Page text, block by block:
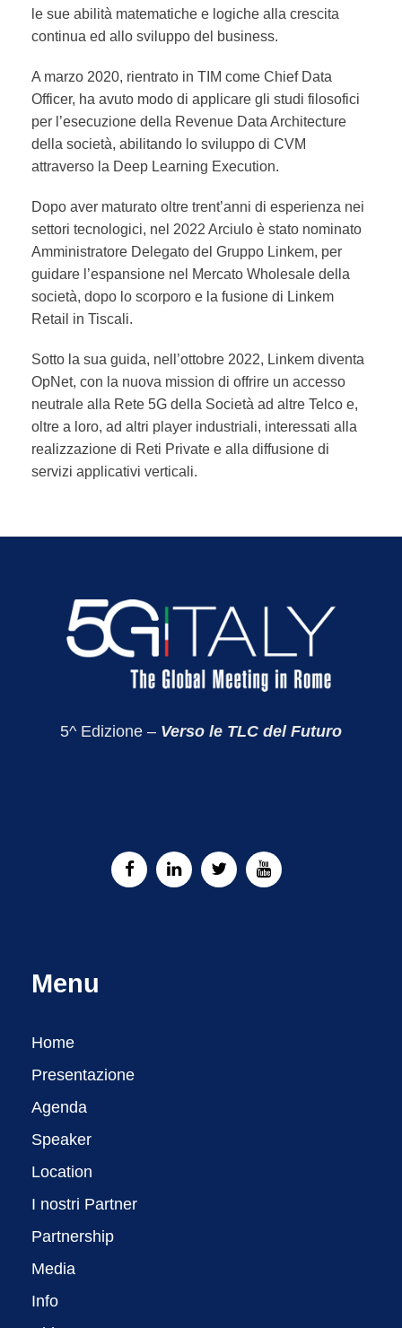
le sue abilità matematiche e logiche alla crescita
continua ed allo sviluppo del business.
A marzo 2020, rientrato in TIM come Chief Data
Officer, ha avuto modo di applicare gli studi filosofici
per l’esecuzione della Revenue Data Architecture
della società, abilitando lo sviluppo di CVM
attraverso la Deep Learning Execution.
Dopo aver maturato oltre trent’anni di esperienza nei
settori tecnologici, nel 2022 Arciulo è stato nominato
Amministratore Delegato del Gruppo Linkem, per
guidare l’espansione nel Mercato Wholesale della
società, dopo lo scorporo e la fusione di Linkem
Retail in Tiscali.
Sotto la sua guida, nell’ottobre 2022, Linkem diventa
OpNet, con la nuova mission di offrire un accesso
neutrale alla Rete 5G della Società ad altre Telco e,
oltre a loro, ad altri player industriali, interessati alla
realizzazione di Reti Private e alla diffusione di
servizi applicativi verticali.
5^ Edizione – Verso le TLC del Futuro
Menu
Home
Presentazione
Agenda
Speaker
Location
I nostri Partner
Partnership
Media
Info